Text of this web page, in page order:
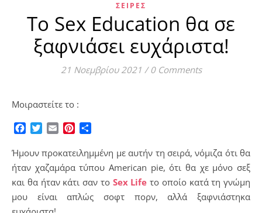
ΣΕΙΡΈΣ
Το Sex Education θα σε
ξαφνιάσει ευχάριστα!
21 Νοεμβρίου 2021 / 0 Comments
Μοιραστείτε το :
Facebook
TwitterEmailPinterest
Ήμουν προκατειλημμένη με αυτήν τη σειρά, νόμιζα ότι θα
ήταν χαζαμάρα τύπου American pie, ότι θα χε μόνο σεξ
και θα ήταν κάτι σαν το Sex Life το οποίο κατά τη γνώμη
μου είναι απλώς σοφτ πορν, αλλά ξαφνιάστηκα